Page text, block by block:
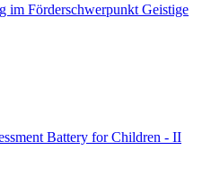
im Förderschwerpunkt Geistige
Battery for Children - II